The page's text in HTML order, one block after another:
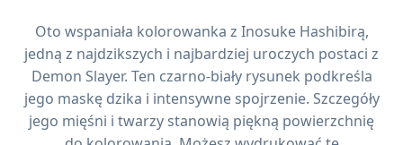
Oto wspaniała kolorowanka z Inosuke Hashibirą,
jedną z najdzikszych i najbardziej uroczych postaci z
Demon Slayer. Ten czarno-biały rysunek podkreśla
jego maskę dzika i intensywne spojrzenie. Szczegóły
jego mięśni i twarzy stanowią piękną powierzchnię